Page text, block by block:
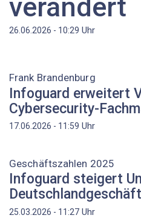
verändert
26.06.2026 - 10:29 Uhr
Frank Brandenburg
Infoguard erweitert
Cybersecurity-
17.06.2026 - 11:59 Uhr
Geschäftszahlen 2025
Infoguard steigert
25.03.2026 - 11:27 Uhr